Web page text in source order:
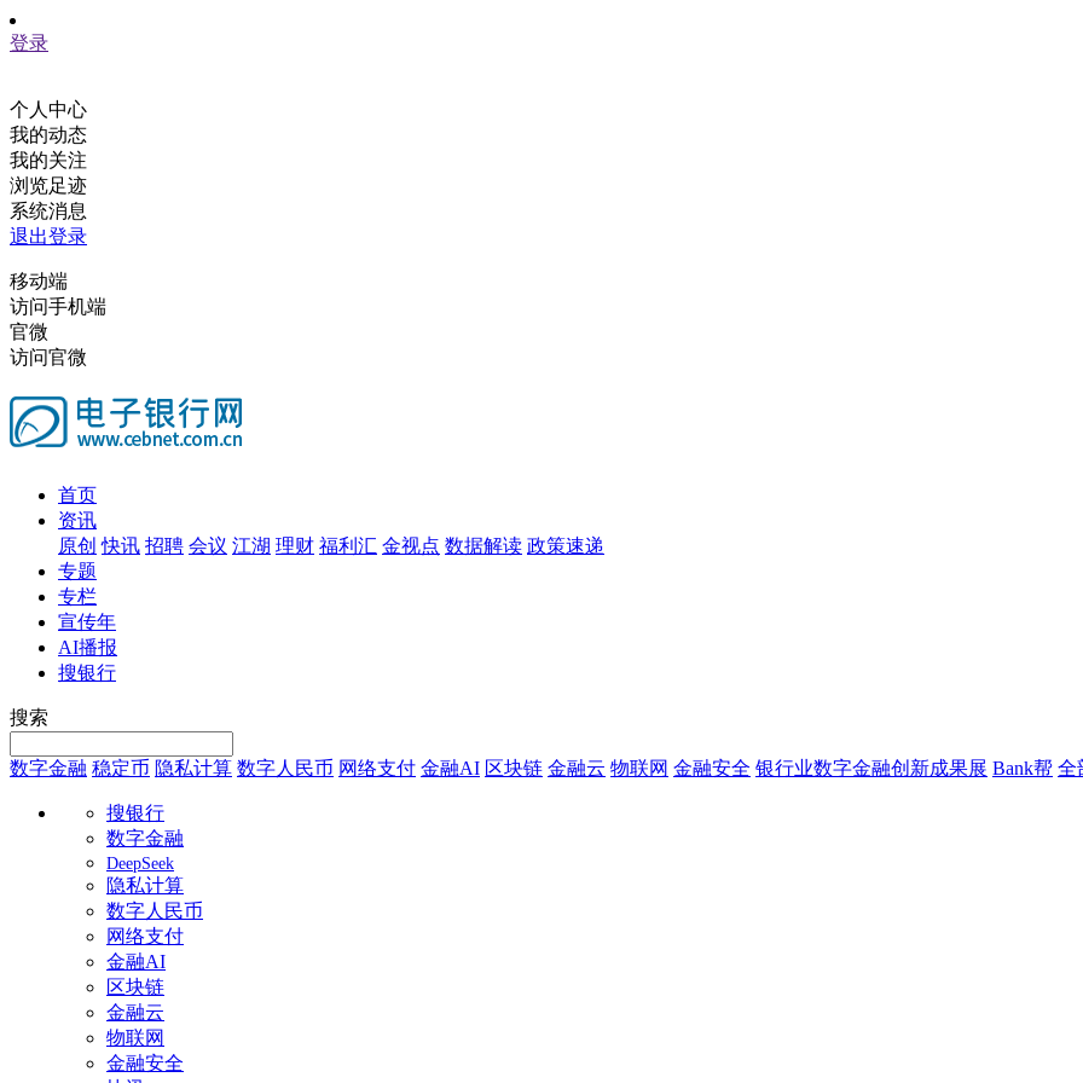
登录
个人中心
我的动态
我的关注
浏览足迹
系统消息
退出登录
移动端
访问手机端
官微
访问官微
首页
资讯
原创 快讯 招聘 会议 江湖 理财 福利汇 金视点 数据解读 政策速递
专题
专栏
宣传年
AI播报
搜银行
搜索
数字金融 稳定币 隐私计算 数字人民币 网络支付 金融AI 区块链 金融云 物联网 金融安全 银行业数字金融创新成果展 Bank帮 全
搜银行
数字金融
DeepSeek
隐私计算
数字人民币
网络支付
金融AI
区块链
金融云
物联网
金融安全